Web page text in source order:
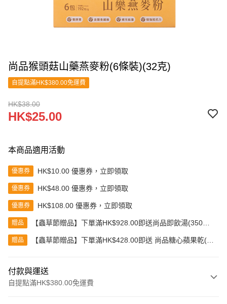
尚品猴頭菇山藥燕麥粉(6條裝)(32克)
自提點滿HK$380.00免運費
HK$38.00
HK$25.00
本商品適用活動
優惠券 HK$10.00 優惠券，立即領取
優惠券 HK$48.00 優惠券，立即領取
優惠券 HK$108.00 優惠券，立即領取
贈品
【蟲草節贈品】下單滿HK$928.00即送尚品即飲湯(350克)
贈品
【蟲草節贈品】下單滿HK$428.00即送 尚品糖心蘋果乾(80
付款與運送
自提點滿HK$380.00免運費